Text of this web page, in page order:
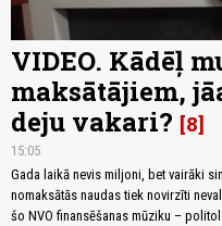
VIDEO. Kādēļ
maksātājiem,
deju vakari? 8
15:05
Gada laikā nevis miljoni, bet vairāki
nomaksātās naudas tiek novirzīti
šo NVO finansēšanas mūziku –